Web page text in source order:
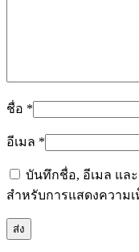
ชื่อ *
อีเมล *
บันทึกชื่อ, อีเมล แล
สำหรับการแสดงความ